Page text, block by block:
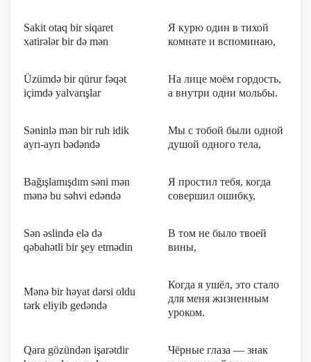
Sakit otaq bir siqaret
xatirələr bir də mən
Я курю один в тихой
комнате и вспоминаю,
Üzümdə bir qürur fəqət
içimdə yalvarışlar
На лице моём гордость,
а внутри одни мольбы.
Səninlə mən bir ruh idik
ayrı-ayrı bədəndə
Мы с тобой были одной
душой одного тела,
Bağışlamışdım səni mən
mənə bu səhvi edəndə
Я простил тебя, когда
совершил ошибку,
Sən əslində elə də
qəbahətli bir şey etmədin
В том не было твоей
вины,
Mənə bir həyat dərsi oldu
tərk eliyib gedəndə
Когда я ушёл, это стало
для меня жизненным
уроком.
Qara gözündən işarətdir
Чёрные глаза — знак